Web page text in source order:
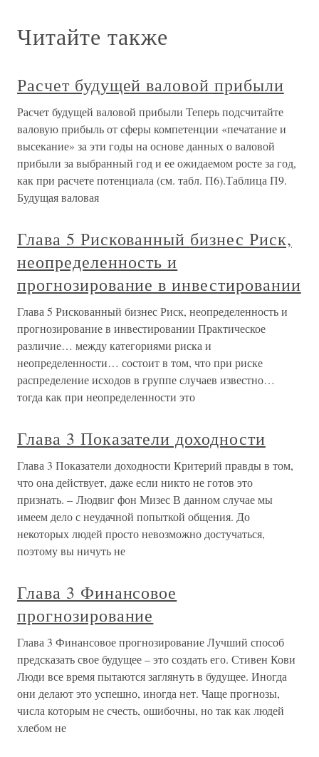
Читайте также
Расчет будущей валовой прибыли
Расчет будущей валовой прибыли Теперь подсчитайте
валовую прибыль от сферы компетенции «печатание и
высекание» за эти годы на основе данных о валовой
прибыли за выбранный год и ее ожидаемом росте за год,
как при расчете потенциала (см. табл. П6).Таблица П9.
Будущая валовая
Глава 5 Рискованный бизнес Риск,
неопределенность и
прогнозирование в инвестировании
Глава 5 Рискованный бизнес Риск, неопределенность и
прогнозирование в инвестировании Практическое
различие… между категориями риска и
неопределенности… состоит в том, что при риске
распределение исходов в группе случаев известно…
тогда как при неопределенности это
Глава 3 Показатели доходности
Глава 3 Показатели доходности Критерий правды в том,
что она действует, даже если никто не готов это
признать. – Людвиг фон Мизес В данном случае мы
имеем дело с неудачной попыткой общения. До
некоторых людей просто невозможно достучаться,
поэтому вы ничуть не
Глава 3 Финансовое
прогнозирование
Глава 3 Финансовое прогнозирование Лучший способ
предсказать свое будущее – это создать его. Стивен Кови
Люди все время пытаются заглянуть в будущее. Иногда
они делают это успешно, иногда нет. Чаще прогнозы,
числа которым не счесть, ошибочны, но так как людей
хлебом не